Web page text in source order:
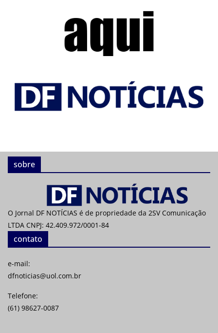
sobre
O Jornal DF NOTÍCIAS é de propriedade da 2SV Comunicação
LTDA CNPJ: 42.409.972/0001-84
contato
e-mail:
dfnoticias@uol.com.br
Telefone:
(61) 98627-0087